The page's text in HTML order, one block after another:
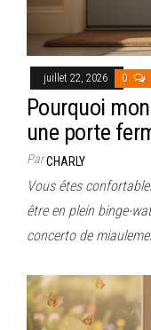
juillet 22, 2026 0
Pourquoi
une porte
ParCHARLY
Vous êtes
être en plein binge-
concerto de